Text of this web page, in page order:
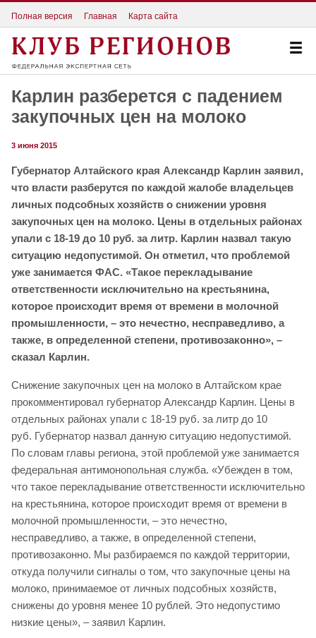
Полная версия Главная Карта сайта
Карлин разберется с падением
закупочных цен на молоко
3 июня 2015
Губернатор Алтайского края Александр Карлин заявил,
что власти разберутся по каждой жалобе владельцев
личных подсобных хозяйств о снижении уровня
закупочных цен на молоко. Цены в отдельных районах
упали с 18-19 до 10 руб. за литр. Карлин назвал такую
ситуацию недопустимой. Он отметил, что проблемой
уже занимается ФАС. «Такое перекладывание
ответственности исключительно на крестьянина,
которое происходит время от времени в молочной
промышленности, – это нечестно, несправедливо, а
также, в определенной степени, противозаконно», –
сказал Карлин.
Снижение закупочных цен на молоко в Алтайском крае
прокомментировал губернатор Александр Карлин. Цены в
отдельных районах упали с 18-19 руб. за литр до 10
руб. Губернатор назвал данную ситуацию недопустимой.
По словам главы региона, этой проблемой уже занимается
федеральная антимонопольная служба. «Убежден в том,
что такое перекладывание ответственности исключительно
на крестьянина, которое происходит время от времени в
молочной промышленности, – это нечестно,
несправедливо, а также, в определенной степени,
противозаконно. Мы разбираемся по каждой территории,
откуда получили сигналы о том, что закупочные цены на
молоко, принимаемое от личных подсобных хозяйств,
снижены до уровня менее 10 рублей. Это недопустимо
низкие цены», – заявил Карлин.